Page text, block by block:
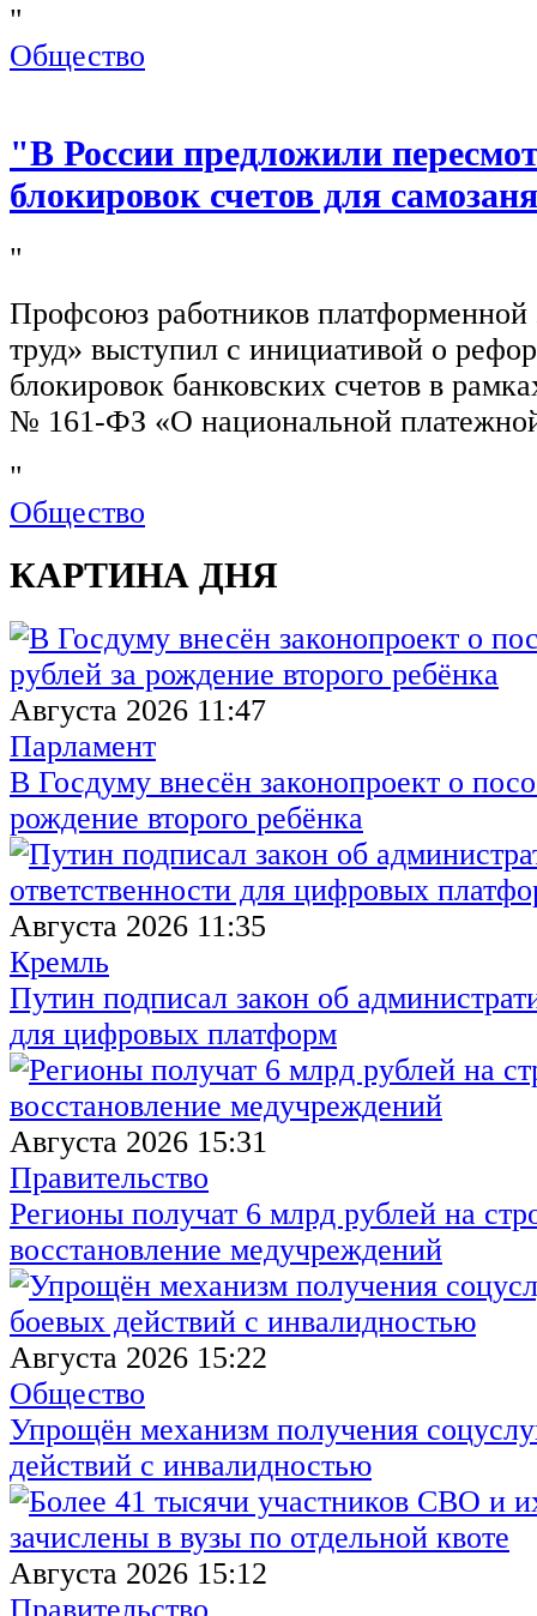
"
Общество
"В России предложили
блокировок счетов для
"
Профсоюз работников
труд» выступил с инициативой о
блокировок банковских счетов в
№ 161-ФЗ «О национальной
"
Общество
КАРТИНА ДНЯ
Августа 2026 11:47
Парламент
В Госдуму внесён законопроект о
рождение второго ребёнка
Августа 2026 11:35
Кремль
Путин подписал закон об
для цифровых платформ
Августа 2026 15:31
Правительство
Регионы получат 6 млрд рублей на
восстановление медучреждений
Августа 2026 15:22
Общество
Упрощён механизм получения
действий с инвалидностью
Августа 2026 15:12